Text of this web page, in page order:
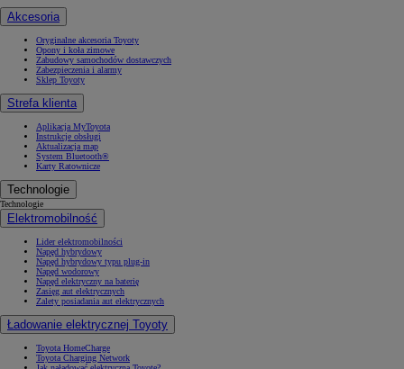
Akcesoria
Oryginalne akcesoria Toyoty
Opony i koła zimowe
Zabudowy samochodów dostawczych
Zabezpieczenia i alarmy
Sklep Toyoty
Strefa klienta
Aplikacja MyToyota
Instrukcje obsługi
Aktualizacja map
System Bluetooth®
Karty Ratownicze
Technologie
Technologie
Elektromobilność
Lider elektromobilności
Napęd hybrydowy
Napęd hybrydowy typu plug-in
Napęd wodorowy
Napęd elektryczny na baterię
Zasięg aut elektrycznych
Zalety posiadania aut elektrycznych
Ładowanie elektrycznej Toyoty
Toyota HomeCharge
Toyota Charging Network